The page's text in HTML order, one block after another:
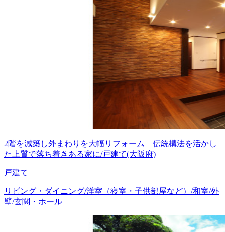
2階を減築し外まわりを大幅リフォーム 伝統構法を活かし
た上質で落ち着きある家に/戸建て(大阪府)
戸建て
リビング・ダイニング/洋室（寝室・子供部屋など）/和室/外
壁/玄関・ホール